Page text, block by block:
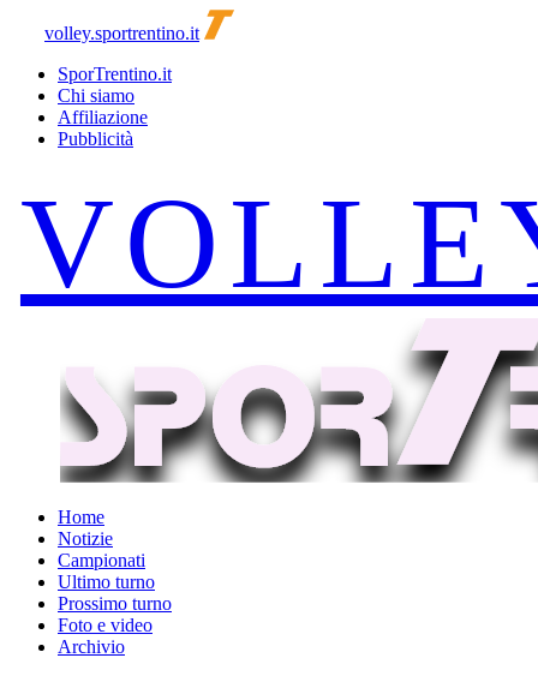
volley.sportrentino.it
SporTrentino.it
Chi siamo
Affiliazione
Pubblicità
Home
Notizie
Campionati
Ultimo turno
Prossimo turno
Foto e video
Archivio